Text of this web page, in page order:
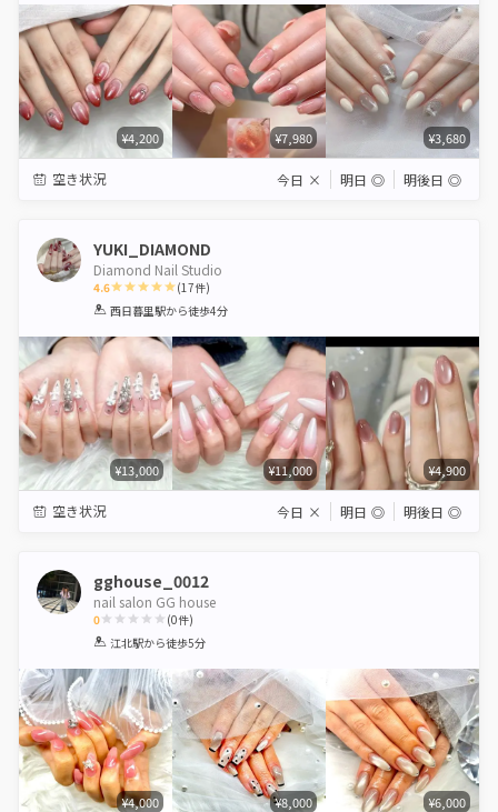
¥4,200 ¥7,980 ¥3,680
空き状況 今日 × 明日 ◎ 明後日 ◎
YUKI_DIAMOND
Diamond Nail Studio
4.6
1 2 3 4 5
(17件)
西日暮里駅から徒歩4分
¥13,000 ¥11,000 ¥4,900
空き状況 今日 × 明日 ◎ 明後日 ◎
gghouse_0012
nail salon GG house
0
1 2 3 4 5
(0件)
江北駅から徒歩5分
¥4,000 ¥8,000 ¥6,000